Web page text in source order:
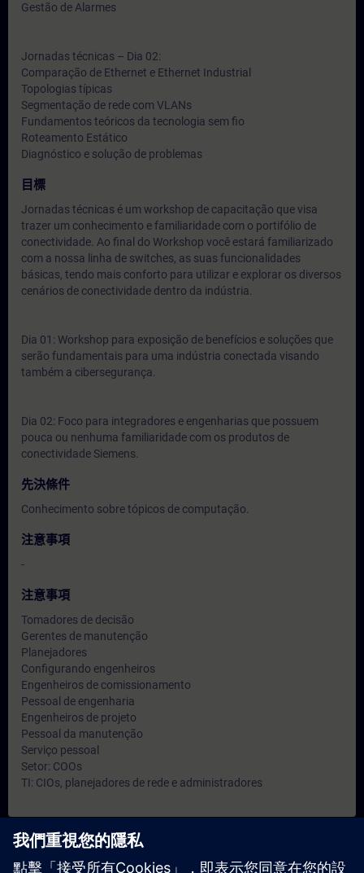
Gestão de Alarmes
Jornadas técnicas – Dia 02:
Comparação de Ethernet e Ethernet Industrial
Topologias típicas
Segmentação de rede com VLANs
Fundamentos teóricos da tecnologia sem fio
Roteamento Estático
Diagnóstico e solução de problemas
目標
Jornadas técnicas é um workshop de capacitação que visa
trazer um conhecimento e familiaridade com o portifólio de
conectividade. Ao final do Workshop você estará familiarizado
com a nossa linha de switches, as suas funcionalidades
básicas, tendo mais conforto para utilizar e explorar os diversos
cenários de conectividade dentro da indústria.
Dia 01: Workshop para exposição de benefícios e soluções que
serão fundamentais para uma indústria conectada visando
também a cibersegurança.
Dia 02: Foco para integradores e engenharias que possuem
pouca ou nenhuma familiaridade com os produtos de
conectividade Siemens.
先決條件
Conhecimento sobre tópicos de computação.
注意事項
-
注意事項
Tomadores de decisão
Gerentes de manutenção
Planejadores
Configurando engenheiros
Engenheiros de comissionamento
Pessoal de engenharia
Engenheiros de projeto
Pessoal da manutenção
Serviço pessoal
Setor: COOs
TI: CIOs, planejadores de rede e administradores